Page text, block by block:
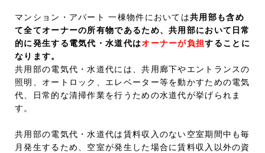
マンション・アパート 一棟物件においては共用部も含め
て全てオーナーの所有物であるため、共用部において日常
的に発生する電気代・水道代はオーナーが負担することに
なります。
共用部の電気代・水道代には、共用廊下やエントランスの
照明、オートロック、エレベーター等を動かすための電気
代、日常的な清掃作業を行うための水道代が挙げられま
す。
共用部の電気代・水道代は賃料収入のない空室期間中も毎
月発生するため、空室が発生した場合に賃料収入以外の資